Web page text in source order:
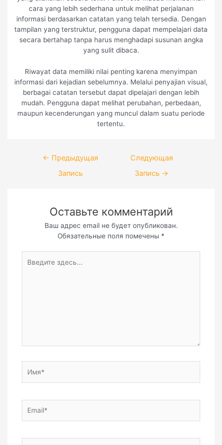
cara yang lebih sederhana untuk melihat perjalanan
informasi berdasarkan catatan yang telah tersedia. Dengan
tampilan yang terstruktur, pengguna dapat mempelajari data
secara bertahap tanpa harus menghadapi susunan angka
yang sulit dibaca.
Riwayat data memiliki nilai penting karena menyimpan
informasi dari kejadian sebelumnya. Melalui penyajian visual,
berbagai catatan tersebut dapat dipelajari dengan lebih
mudah. Pengguna dapat melihat perubahan, perbedaan,
maupun kecenderungan yang muncul dalam suatu periode
tertentu.
Навигация
записям
← Предыдущая
Запись
Следующая
Запись →
Оставьте комментарий
Ваш адрес email не будет опубликован.
Обязательные поля помечены *
здесь...